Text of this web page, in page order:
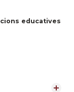
educatives